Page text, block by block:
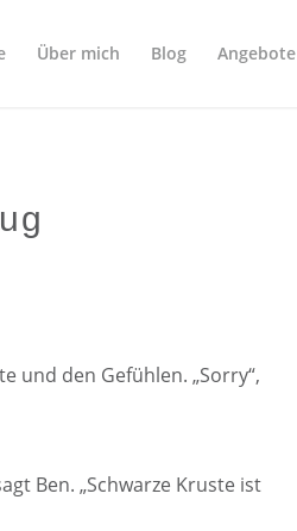
Über mich Blog Angebote
und den Gefühlen. „Sorry“,
Ben. „Schwarze Kruste ist